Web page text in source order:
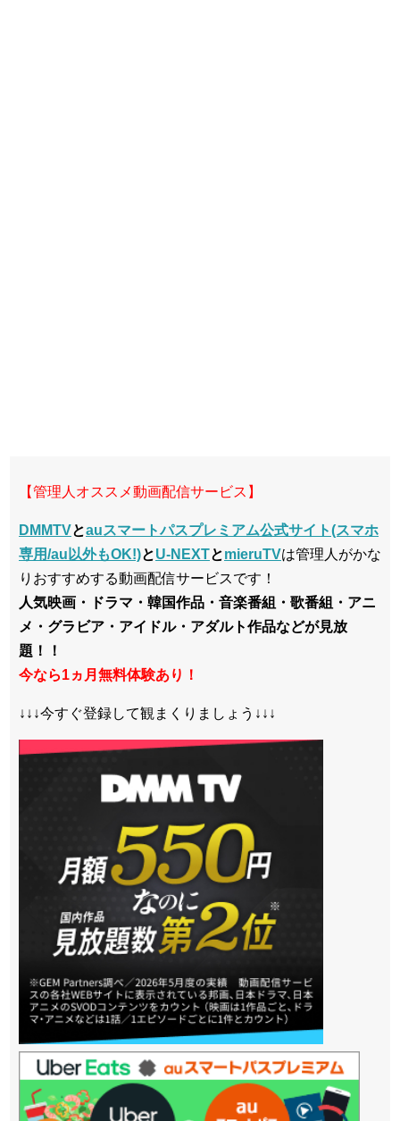
【管理人オススメ動画配信サービス】
DMMTVとauスマートパスプレミアム公式サイト(スマホ
専用/au以外もOK!)とU-NEXTとmieruTVは管理人がかな
りおすすめする動画配信サービスです！
人気映画・ドラマ・韓国作品・音楽番組・歌番組・アニ
メ・グラビア・アイドル・アダルト作品などが見放
題！！
今なら1ヵ月無料体験あり！
↓↓↓今すぐ登録して観まくりましょう↓↓↓